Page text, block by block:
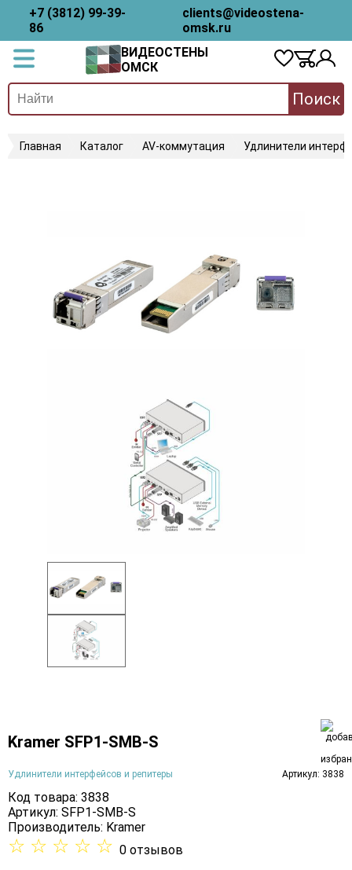
+7 (3812) 99-39-
86
clients@videostena-
omsk.ru
ВИДЕОСТЕНЫ
ОМСК
Поиск
Главная Каталог AV-коммутация Удлинители
Kramer SFP1-SMB-S
Удлинители интерфейсов и репитеры Артикул: 3838
Код товара: 3838
Артикул: SFP1-SMB-S
Производитель: Kramer
☆ ☆ ☆ ☆ ☆ 0 отзывов